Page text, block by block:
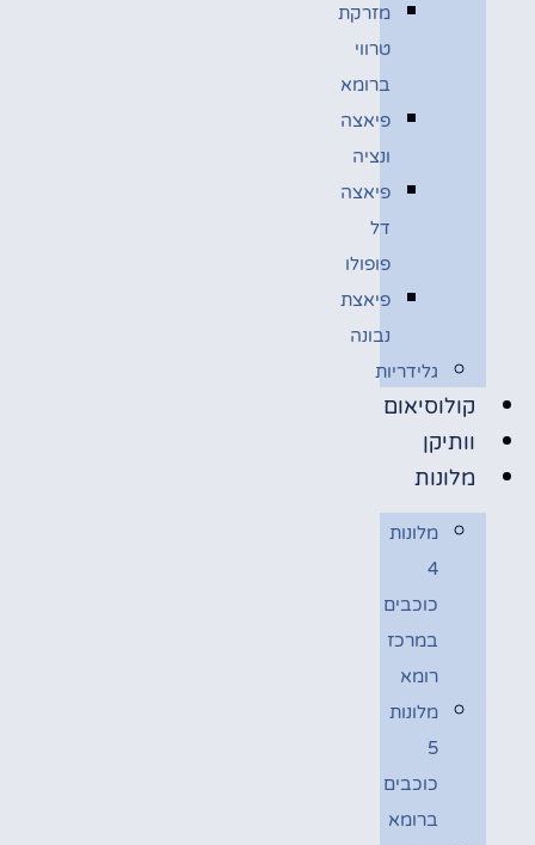
מזרקת
טרווי
ברומא
פיאצה
ונציה
פיאצה
דל
פופולו
פיאצת
נבונה
גלידריות
קולוסיאום
וותיקן
מלונות
מלונות
4
כוכבים
במרכז
רומא
מלונות
5
כוכבים
ברומא